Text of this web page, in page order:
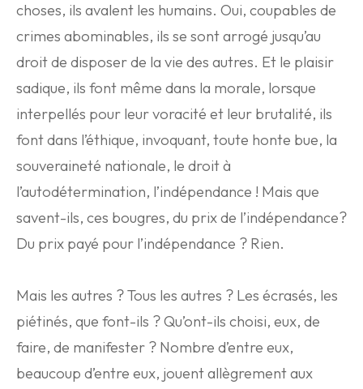
choses, ils avalent les humains. Oui, coupables de
crimes abominables, ils se sont arrogé jusqu’au
droit de disposer de la vie des autres. Et le plaisir
sadique, ils font même dans la morale, lorsque
interpellés pour leur voracité et leur brutalité, ils
font dans l’éthique, invoquant, toute honte bue, la
souveraineté nationale, le droit à
l’autodétermination, l’indépendance ! Mais que
savent-ils, ces bougres, du prix de l’indépendance?
Du prix payé pour l’indépendance ? Rien.
Mais les autres ? Tous les autres ? Les écrasés, les
piétinés, que font-ils ? Qu’ont-ils choisi, eux, de
faire, de manifester ? Nombre d’entre eux,
beaucoup d’entre eux, jouent allègrement aux